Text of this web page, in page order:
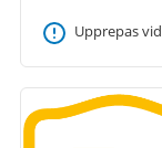
Upprepas